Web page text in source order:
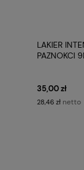
LAKIER
PAZNOKCI
35,00 zł
28,46 zł netto